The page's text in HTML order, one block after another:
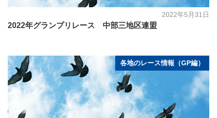
2022年5月31日
2022年グランプリレース 中部三地区連盟
各地のレース情報（GP編）